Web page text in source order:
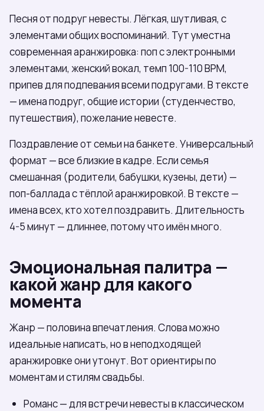
Песня от подруг невесты. Лёгкая, шутливая, с
элементами общих воспоминаний. Тут уместна
современная аранжировка: поп с электронными
элементами, женский вокал, темп 100-110 BPM,
припев для подпевания всеми подругами. В тексте
— имена подруг, общие истории (студенчество,
путешествия), пожелание невесте.
Поздравление от семьи на банкете. Универсальный
формат — все близкие в кадре. Если семья
смешанная (родители, бабушки, кузены, дети) —
поп-баллада с тёплой аранжировкой. В тексте —
имена всех, кто хотел поздравить. Длительность
4-5 минут — длиннее, потому что имён много.
Эмоциональная палитра —
какой жанр для какого
момента
Жанр — половина впечатления. Слова можно
идеальные написать, но в неподходящей
аранжировке они утонут. Вот ориентиры по
моментам и стилям свадьбы.
Романс — для встречи невесты в классическом